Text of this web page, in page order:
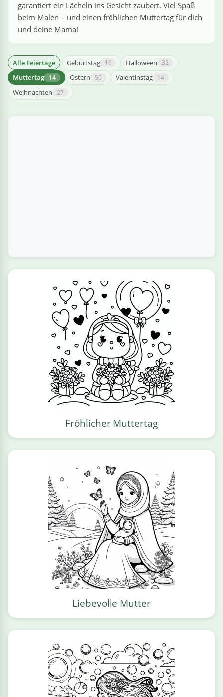
garantiert ein Lächeln ins Gesicht zaubert. Viel Spaß
beim Malen – und einen fröhlichen Muttertag für dich
und deine Mama!
Alle Feiertage Geburtstag 16 Halloween 32
Muttertag 14 Ostern 50 Valentinstag 14
Weihnachten 27
Fröhlicher Muttertag
Liebevolle Mutter